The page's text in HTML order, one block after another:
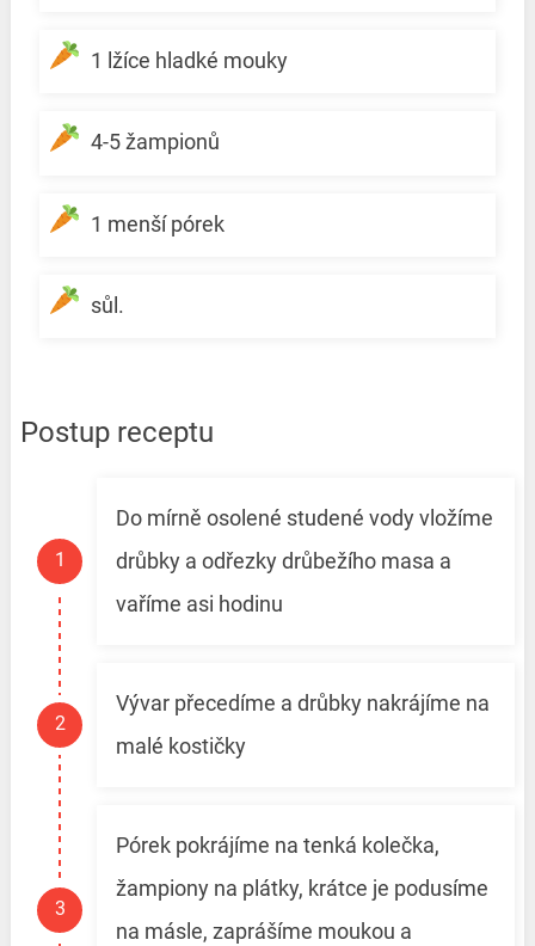
1 lžíce hladké mouky
4-5 žampionů
1 menší pórek
sůl.
Postup receptu
Do mírně osolené studené vody vložíme
drůbky a odřezky drůbežího masa a
vaříme asi hodinu
Vývar přecedíme a drůbky nakrájíme na
malé kostičky
Pórek pokrájíme na tenká kolečka,
žampiony na plátky, krátce je podusíme
na másle, zaprášíme moukou a